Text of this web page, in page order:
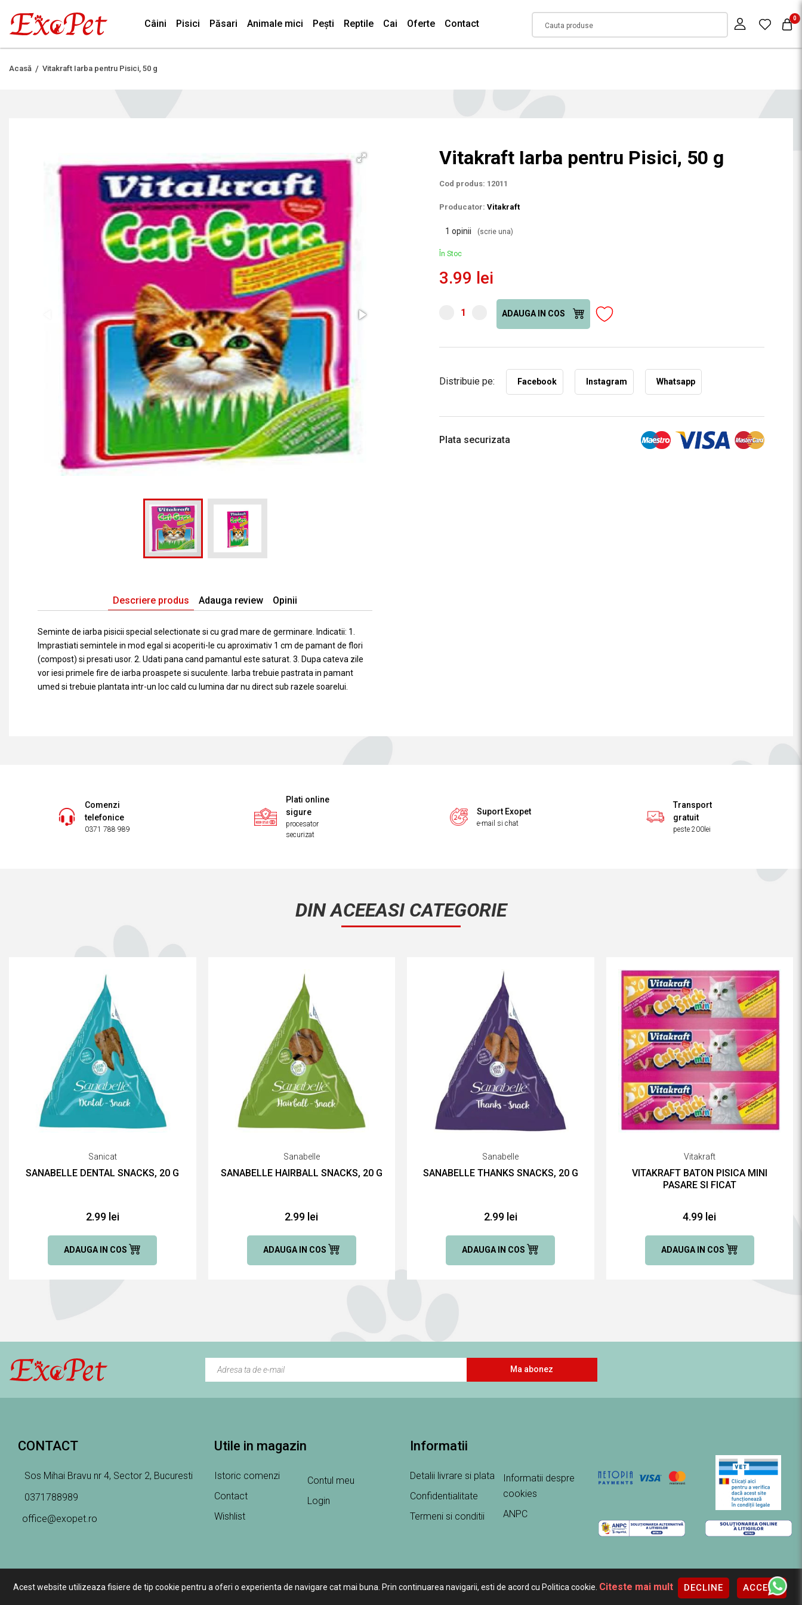
Câini Pisici Păsari Animale mici Pești Reptile Cai Oferte Contact 0
Acasă Vitakraft Iarba pentru Pisici, 50 g
Descriere produs Adauga review Opinii
Seminte de iarba pisicii special selectionate si cu grad mare de germinare. Indicatii: 1.
Imprastiati semintele in mod egal si acoperiti-le cu aproximativ 1 cm de pamant de flori
(compost) si presati usor. 2. Udati pana cand pamantul este saturat. 3. Dupa cateva zile
vor iesi primele fire de iarba proaspete si suculente. Iarba trebuie pastrata in pamant
umed si trebuie plantata intr-un loc cald cu lumina dar nu direct sub razele soarelui.
Vitakraft Iarba pentru Pisici, 50 g
Cod produs: 12011
Producator: Vitakraft
1 opinii (scrie una)
În Stoc
3.99 lei
ADAUGA IN COS
Distribuie pe: Facebook Instagram Whatsapp
Plata securizata
Comenzi
telefonice
0371 788 989
Plati online
sigure
procesator
securizat
Suport Exopet
e-mail si chat
Transport
gratuit
peste 200lei
DIN ACEEASI CATEGORIE
Sanicat
SANABELLE DENTAL SNACKS, 20 G
2.99 lei
ADAUGA IN COS
Sanabelle
SANABELLE HAIRBALL SNACKS, 20 G
2.99 lei
ADAUGA IN COS
Sanabelle
SANABELLE THANKS SNACKS, 20 G
2.99 lei
ADAUGA IN COS
Vitakraft
VITAKRAFT BATON PISICA MINI
PASARE SI FICAT
4.99 lei
ADAUGA IN COS
Ma abonez
Acest website utilizeaza fisiere de tip cookie pentru a oferi o experienta de navigare cat mai buna. Prin continuarea navigarii, esti de acord cu Politica cookie. Citeste mai mult DECLINE ACCEPT
CONTACT
Sos Mihai Bravu nr 4, Sector 2, Bucuresti
0371788989
office@exopet.ro
Utile in magazin
Istoric comenzi
Contact
Wishlist
Contul meu
Login
Informatii
Detalii livrare si plata
Confidentialitate
Termeni si conditii
Informatii despre
cookies
ANPC
Copyright ExoPet © 2026 Toate drepturile rezervate.Creare magazine online by ITeXclusiv.ro